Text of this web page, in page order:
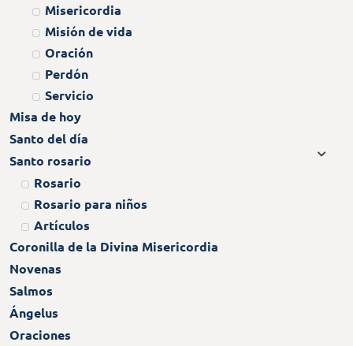
Misericordia
Misión de vida
Oración
Perdón
Servicio
Misa de hoy
Santo del día
Santo rosario
Rosario
Rosario para niños
Artículos
Coronilla de la Divina Misericordia
Novenas
Salmos
Ángelus
Oraciones